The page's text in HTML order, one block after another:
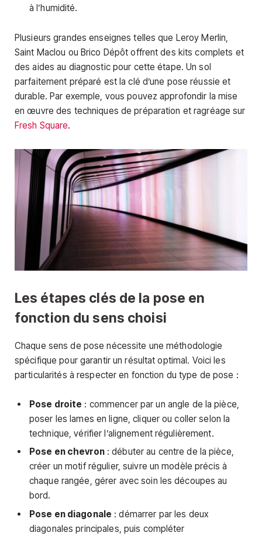
à l’humidité.
Plusieurs grandes enseignes telles que Leroy Merlin,
Saint Maclou ou Brico Dépôt offrent des kits complets et
des aides au diagnostic pour cette étape. Un sol
parfaitement préparé est la clé d’une pose réussie et
durable. Par exemple, vous pouvez approfondir la mise
en œuvre des techniques de préparation et ragréage sur
Fresh Square.
Les étapes clés de la pose en
fonction du sens choisi
Chaque sens de pose nécessite une méthodologie
spécifique pour garantir un résultat optimal. Voici les
particularités à respecter en fonction du type de pose :
Pose droite : commencer par un angle de la pièce,
poser les lames en ligne, cliquer ou coller selon la
technique, vérifier l’alignement régulièrement.
Pose en chevron: débuter au centre de la pièce,
créer un motif régulier, suivre un modèle précis à
chaque rangée, gérer avec soin les découpes au
bord.
Pose en diagonale : démarrer par les deux
diagonales principales, puis compléter